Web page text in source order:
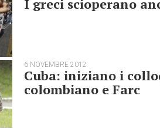
I greci scioperano
6 NOVEMBRE 2012
Cuba: iniziano i
colombiano e Farc